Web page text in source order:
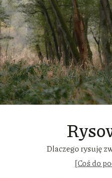
Dlaczego rysuję
[Coś do